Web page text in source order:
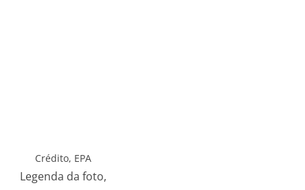
Crédito, EPA
Legenda da foto,